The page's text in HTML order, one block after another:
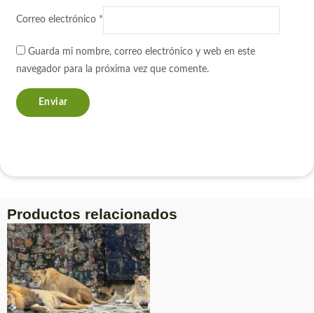
Correo electrónico *
Guarda mi nombre, correo electrónico y web en este
navegador para la próxima vez que comente.
Productos relacionados